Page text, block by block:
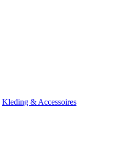
Kleding & Accessoires